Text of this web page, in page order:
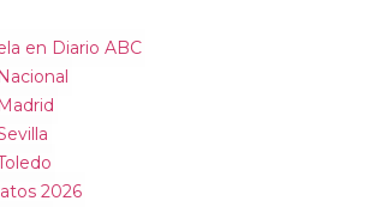
en Diario ABC
2026